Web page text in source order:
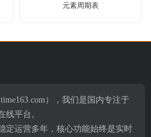
元素周期表
），我们是国内专注于
线平台。
定运营多年，核心功能始终是实时